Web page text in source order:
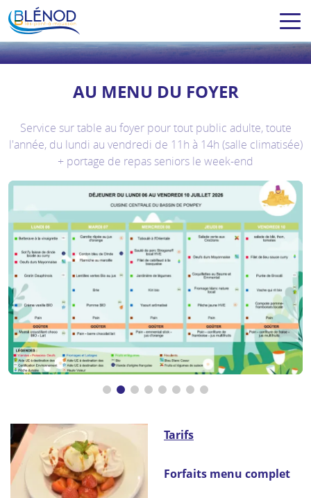
AU MENU DU FOYER
Service sur table au foyer pour tout public adulte, toute
l'année, du lundi au vendredi de 11h à 14h (salle climatisée)
+ portage de repas seniors le week-end
Tarifs
Forfaits menu complet